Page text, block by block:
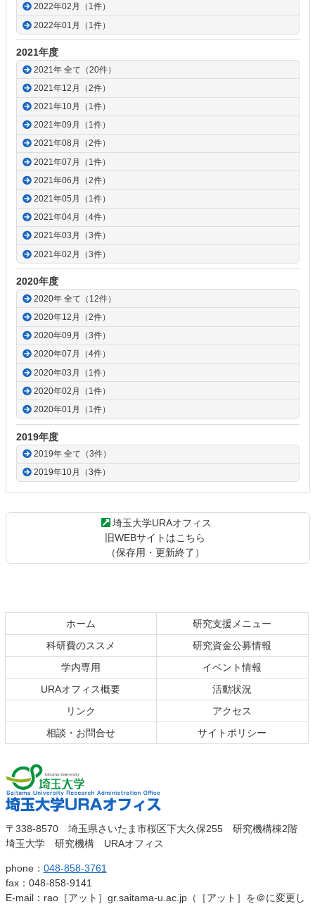
2022年02月（1件）
2022年01月（1件）
2021年度
2021年 全て（20件）
2021年12月（2件）
2021年10月（1件）
2021年09月（1件）
2021年08月（2件）
2021年07月（1件）
2021年06月（2件）
2021年05月（1件）
2021年04月（4件）
2021年03月（3件）
2021年02月（3件）
2020年度
2020年 全て（12件）
2020年12月（2件）
2020年09月（3件）
2020年07月（4件）
2020年03月（1件）
2020年02月（1件）
2020年01月（1件）
2019年度
2019年 全て（3件）
2019年10月（3件）
埼玉大学URAオフィス
旧WEBサイトはこちら
（保存用・更新終了）
ホーム
研究支援メニュー
科研費のススメ
研究資金公募情報
学内専用
イベント情報
URAオフィス概要
活動状況
リンク
アクセス
相談・お問合せ
サイトポリシー
埼玉大
学
埼玉大学URAオ
フィス
〒338-8570 埼玉県さいたま市桜区下大久保255 研究機構棟2階
埼玉大学 研究機構 URAオフィス
phone： 048-858-3761
fax：048-858-9141
E-mail：rao［アット］gr.saitama-u.ac.jp（［アット］を＠に変更し